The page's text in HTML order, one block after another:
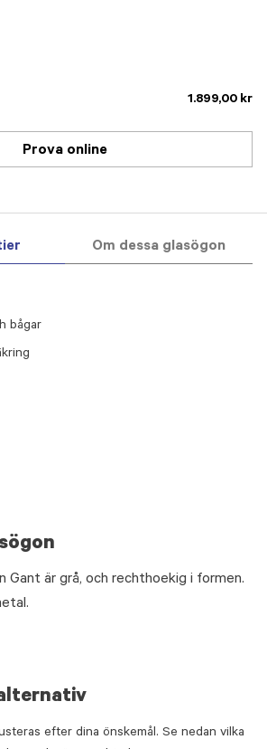
1.899,00 kr
Prova online
Om dessa glasögon
Gant är grå, och rechthoekig i formen.
bågar
efter dina önskemål. Se nedan vilka